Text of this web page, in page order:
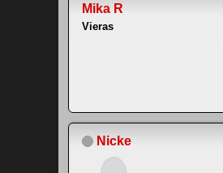
Mika R
Vieras
Nicke